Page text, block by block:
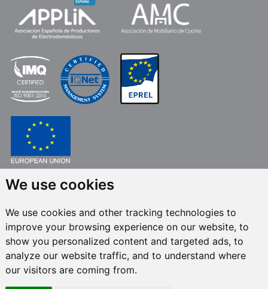
We use cookies
We use cookies and other tracking technologies to
improve your browsing experience on our website, to
show you personalized content and targeted ads, to
analyze our website traffic, and to understand where
our visitors are coming from.
FONDO EUROPEO DE DESARROLLO REGIONAL
FRECAN S.L.U.en el marco del Programa ICEX Next, ha contado con el apoyo
de ICEX y con la cofinanciación del fondo europeo FEDER. La finalidad de
este apoyo es contribuir al desarrollo internacional de la empresa y de su
entorno.
Todos los derechos reservados © 2024 Frecan, S.L.U. -